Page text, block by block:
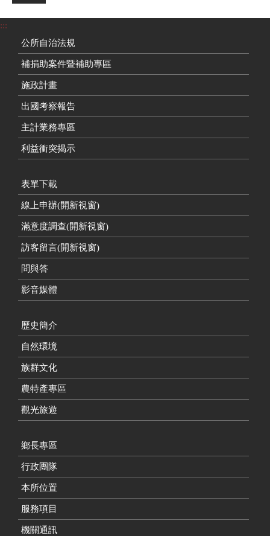
:::
公所自治法規
補捐助案件暨補助專區
施政計畫
出國考察報告
主計業務專區
利益衝突揭示
表單下載
線上申辦(開新視窗)
滿意度調查(開新視窗)
訪客留言(開新視窗)
問與答
影音媒體
歷史簡介
自然環境
族群文化
農特產專區
觀光旅遊
鄉長專區
行政團隊
本所位置
服務項目
機關通訊